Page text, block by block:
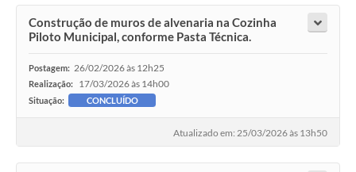
Construção de muros de alvenaria na Cozinha
Piloto Municipal, conforme Pasta Técnica.
Postagem: 26/02/2026 às 12h25
Realização: 17/03/2026 às 14h00
Situação: CONCLUÍDO
Atualizado em: 25/03/2026 às 13h50